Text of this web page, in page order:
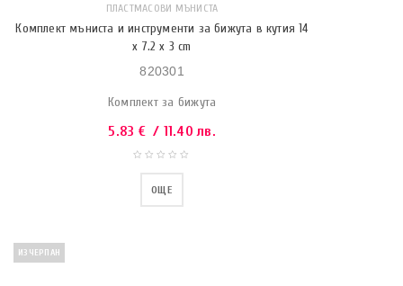
ПЛАСТМАСОВИ МЪНИСТА
Комплект мъниста и инструменти за бижута в кутия 14
x 7.2 x 3 cm
820301
Комплект за бижута
5.83 € / 11.40 лв.
ОЩЕ
ИЗЧЕРПАН